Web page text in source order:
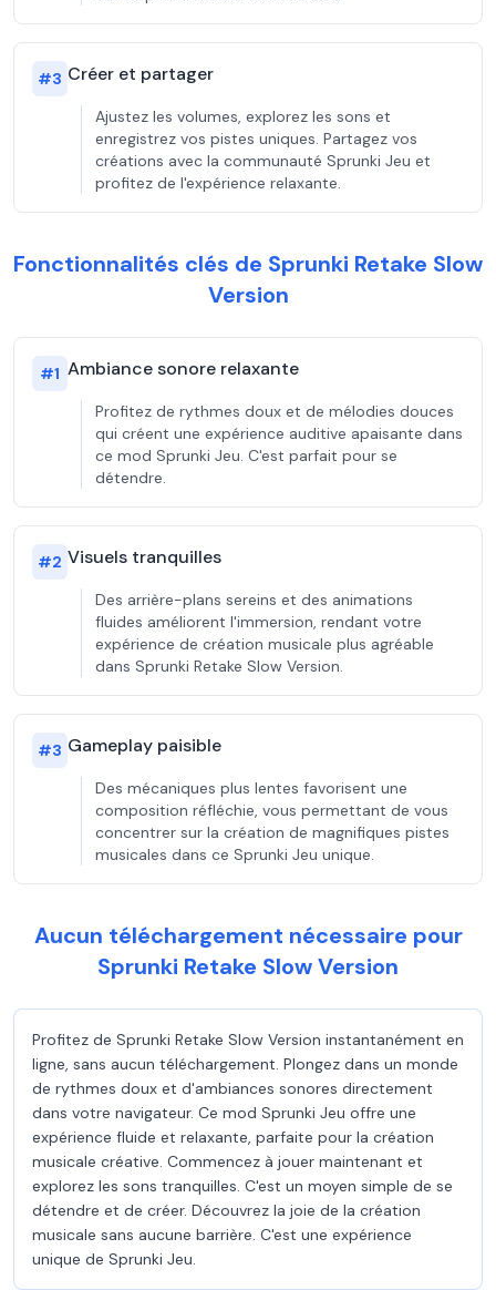
#3 Créer et partager
Ajustez les volumes, explorez les sons et
enregistrez vos pistes uniques. Partagez vos
créations avec la communauté Sprunki Jeu et
profitez de l'expérience relaxante.
Fonctionnalités clés de Sprunki Retake Slow
Version
#1 Ambiance sonore relaxante
Profitez de rythmes doux et de mélodies douces
qui créent une expérience auditive apaisante dans
ce mod Sprunki Jeu. C'est parfait pour se
détendre.
#2 Visuels tranquilles
Des arrière-plans sereins et des animations
fluides améliorent l'immersion, rendant votre
expérience de création musicale plus agréable
dans Sprunki Retake Slow Version.
#3 Gameplay paisible
Des mécaniques plus lentes favorisent une
composition réfléchie, vous permettant de vous
concentrer sur la création de magnifiques pistes
musicales dans ce Sprunki Jeu unique.
Aucun téléchargement nécessaire pour
Sprunki Retake Slow Version
Profitez de Sprunki Retake Slow Version instantanément en
ligne, sans aucun téléchargement. Plongez dans un monde
de rythmes doux et d'ambiances sonores directement
dans votre navigateur. Ce mod Sprunki Jeu offre une
expérience fluide et relaxante, parfaite pour la création
musicale créative. Commencez à jouer maintenant et
explorez les sons tranquilles. C'est un moyen simple de se
détendre et de créer. Découvrez la joie de la création
musicale sans aucune barrière. C'est une expérience
unique de Sprunki Jeu.